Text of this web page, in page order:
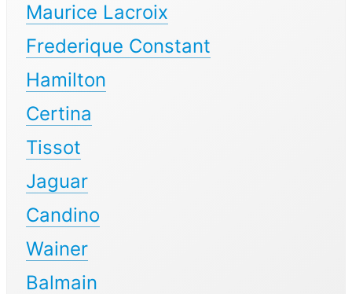
Maurice Lacroix
Frederique Constant
Hamilton
Certina
Tissot
Jaguar
Candino
Wainer
Balmain